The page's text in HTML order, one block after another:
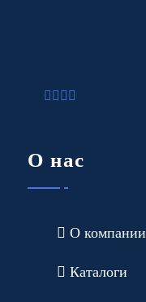
О нас
О компании
Каталоги